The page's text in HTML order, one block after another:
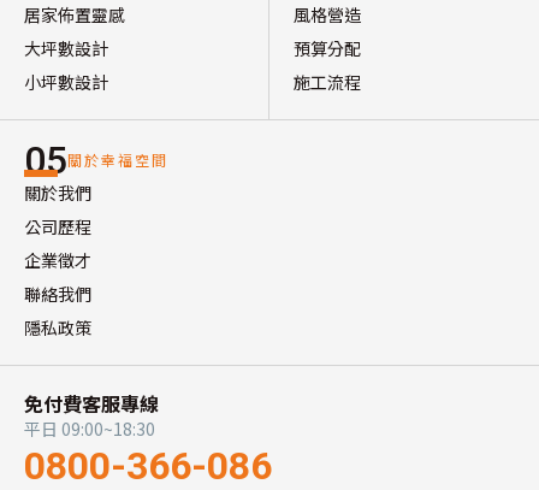
居家佈置靈感
大坪數設計
小坪數設計
風格營造
預算分配
施工流程
05關於幸福空間
關於我們
公司歷程
企業徵才
聯絡我們
隱私政策
免付費客服專線
平日 09:00~18:30
0800-366-086